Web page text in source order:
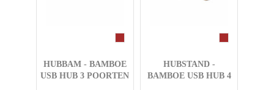
HUBBAM - BAMBOE
USB HUB 3 POORTEN
HUBSTAND -
BAMBOE USB HUB 4